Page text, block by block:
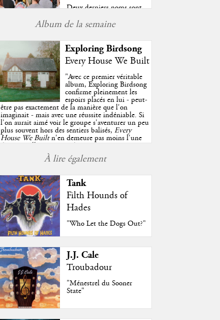
Deux derniers noms sont
Album de la semaine
Exploring Birdsong
Every House We Built
"Avec ce premier véritable
album, Exploring Birdsong
confirme pleinement les
espoirs placés en lui - peut-
être pas exactement de la manière que l'on
imaginait - mais avec une réussite indéniable. Si
l'on aurait aimé voir le groupe s'aventurer un peu
plus souvent hors des sentiers balisés,Every
House We Builtn'en demeure pas moins l'une
des très belles surprises de cette année, porté par
plusieurs morceaux qui trouveront sans difficulté
une place de choix dans vos playlists estivales.
À lire également
Tank
Filth Hounds of
Hades
"Who Let the Dogs Out?"
J.J. Cale
Troubadour
"Ménestrel du Sooner
State"